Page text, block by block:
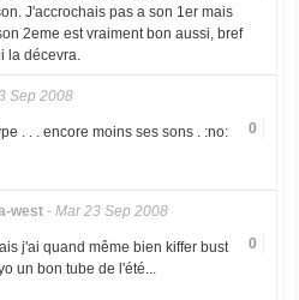
J'accrochais pas a son 1er mais
2eme est vraiment bon aussi, bref
la décevra.
Sep 2008
0
. . . encore moins ses sons . :no:
west- Mar 23 Sep 2008
0
j'ai quand même bien kiffer bust
un bon tube de l'été...